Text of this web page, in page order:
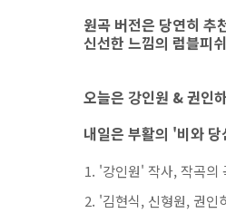
원곡 버전은 당연히 추
신선한 느낌의 럼블피
오늘은 강인원 & 권인
내일은 부활의 '비와
'강인원' 작사, 작곡의
'김현식, 신형원, 권